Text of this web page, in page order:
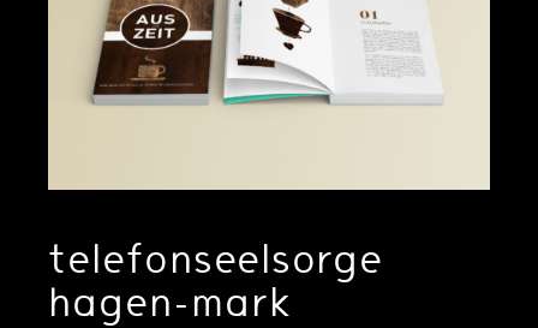
telefonseelsorge
hagen-mark